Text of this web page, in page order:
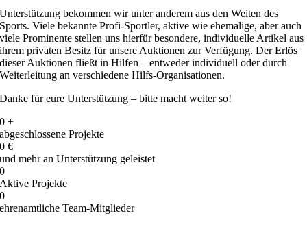
Unterstützung bekommen wir unter anderem aus den Weiten des
Sports. Viele bekannte Profi-Sportler, aktive wie ehemalige, aber auch
viele Prominente stellen uns hierfür besondere, individuelle Artikel aus
ihrem privaten Besitz für unsere Auktionen zur Verfügung. Der Erlös
dieser Auktionen fließt in Hilfen – entweder individuell oder durch
Weiterleitung an verschiedene Hilfs-Organisationen.
Danke für eure Unterstützung – bitte macht weiter so!
0 +
abgeschlossene Projekte
0 €
und mehr an Unterstützung geleistet
0
Aktive Projekte
0
ehrenamtliche Team-Mitglieder